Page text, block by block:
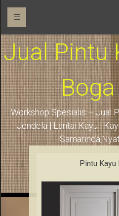
☰
Jual Pintu
Workshop Spesialis – Jual
Jendela | Lantai Kayu |
Pintu Kayu